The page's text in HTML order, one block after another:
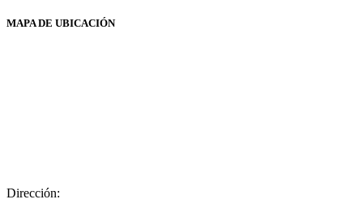
MAPA DE UBICACIÓN
Dirección: